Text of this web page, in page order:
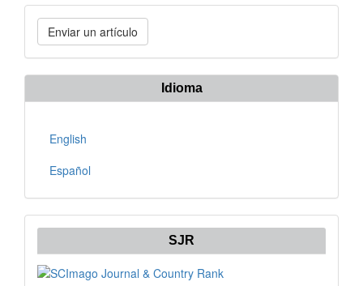
Enviar
un
artículo
Enviar un artículo
Idioma
English
Español
SJR